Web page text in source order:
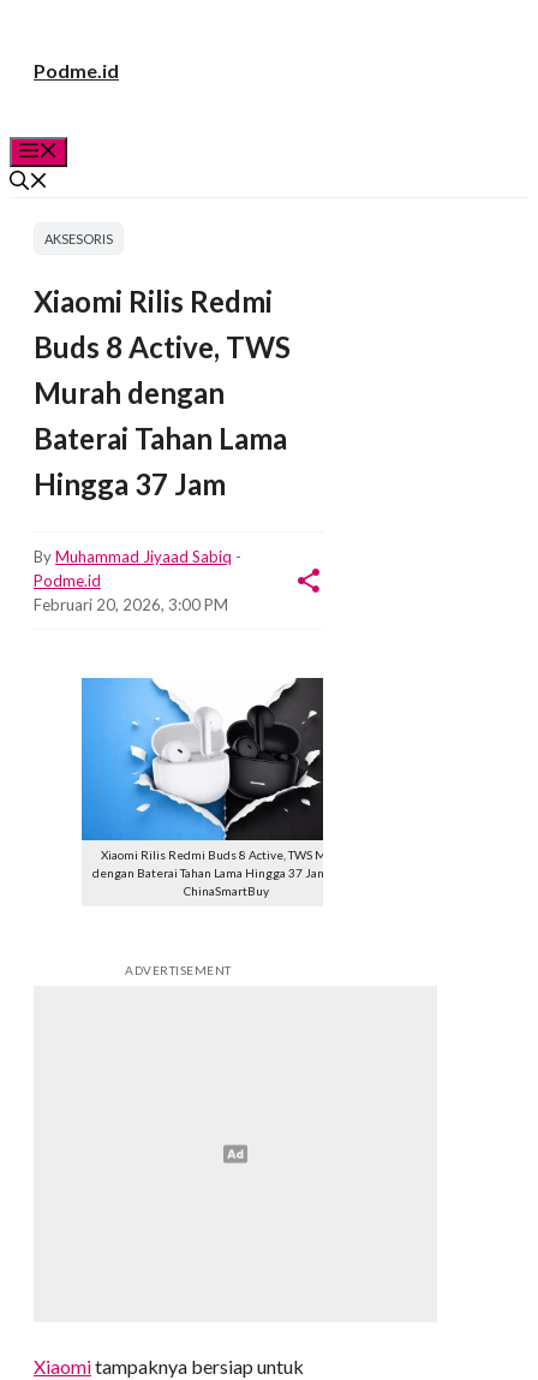
Podme.id
AKSESORIS
​Xiaomi Rilis Redmi
Buds 8 Active, TWS
Murah dengan
Baterai Tahan Lama
Hingga 37 Jam
ByMuhammad Jiyaad Sabiq -
Podme.id
Februari 20, 2026, 3:00 PM
​Xiaomi Rilis Redmi Buds 8 Active, TWS Murah
dengan Baterai Tahan Lama Hingga 37 Jam. Foto:
ChinaSmartBuy
ADVERTISEMENT
Xiaomitampaknya bersiap untuk